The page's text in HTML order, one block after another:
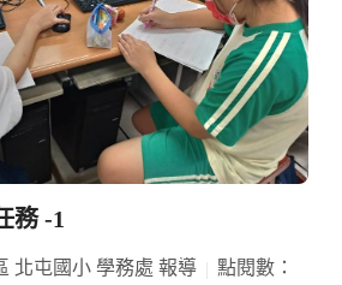
務 -1
北屯國小 學務處 報導
點閱數：